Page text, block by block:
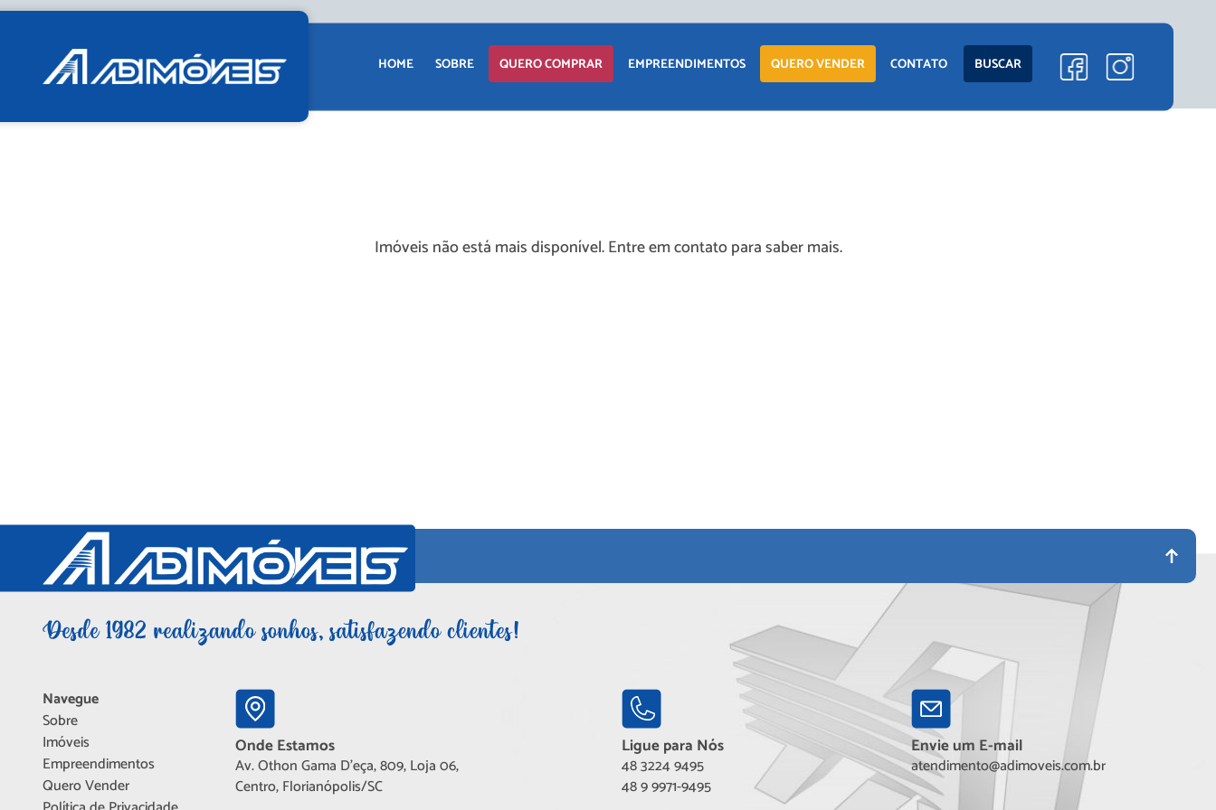
HOME SOBRE QUERO COMPRAR
TERRENO
EMPREENDIMENTOS
PRONTOS PARA
MORAR
QUERO VENDER CONTATO BUSCAR
APARTAMENTO
CASA
LANÇAMENTOS
EM CONSTRUÇÃO
Imóveis não está mais disponível. Entre em contato para saber mais.
Navegue
Sobre
Imóveis
Empreendimentos
Quero Vender
Onde Estamos
Av. Othon Gama D'eça, 809, Loja 06,
Centro, Florianópolis/SC
Ligue para Nós
48 3224 9495
48 9 9971-9495
Envie um E-mail
atendimento@adimoveis.com.br